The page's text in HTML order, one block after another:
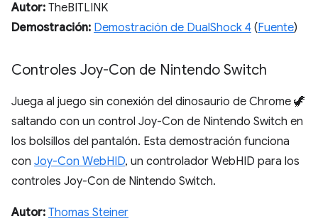
Autor: TheBITLINK
Demostración: Demostración de DualShock 4 (Fuente)
Controles Joy-Con de Nintendo Switch
Juega al juego sin conexión del dinosaurio de Chrome 🦖
saltando con un control Joy-Con de Nintendo Switch en
los bolsillos del pantalón. Esta demostración funciona
con Joy-Con WebHID, un controlador WebHID para los
controles Joy-Con de Nintendo Switch.
Autor: Thomas Steiner